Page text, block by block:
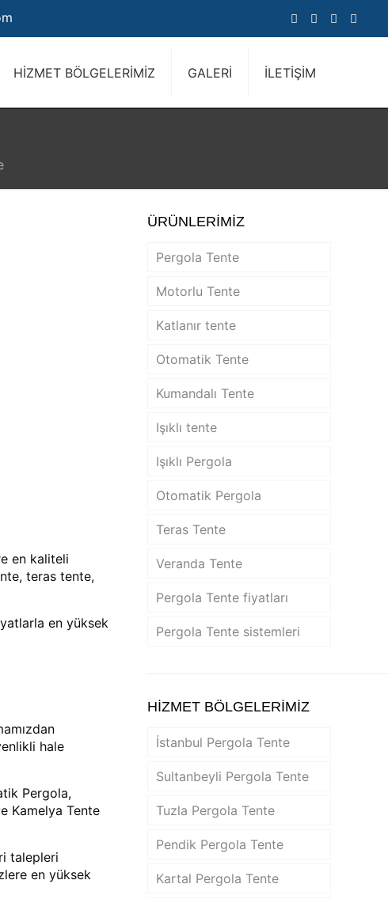
HİZMET BÖLGELERİMİZ GALERİ İLETİŞİM
en kaliteli
teras tente,
en yüksek
hale
Pergola,
Kamelya Tente
talepleri
en yüksek
ÜRÜNLERİMİZ
Pergola Tente
Motorlu Tente
Katlanır tente
Otomatik Tente
Kumandalı Tente
Işıklı tente
Işıklı Pergola
Otomatik Pergola
Teras Tente
Veranda Tente
Pergola Tente fiyatları
Pergola Tente sistemleri
HİZMET BÖLGELERİMİZ
İstanbul Pergola Tente
Sultanbeyli Pergola Tente
Tuzla Pergola Tente
Pendik Pergola Tente
Kartal Pergola Tente